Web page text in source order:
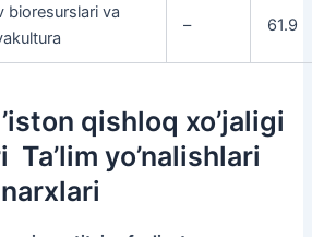
bioresurslari va
– 61.9
qishloq xo’jaligi
yo’nalishlari